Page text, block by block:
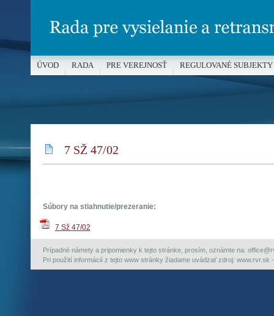
7 SŽ 47/02
Súbory na stiahnutie/prezeranie:
7 Sž 47/02
Prípadné námety a pripomienky k tejto stránke, prosím, oznámte na:
Pri použití informácií z tejto www stránky žiadame uvádzať zdroj: www.rvr.sk
ÚVOD RADA PRE VEREJNOSŤ REGULOVANÉ SUBJEKTY